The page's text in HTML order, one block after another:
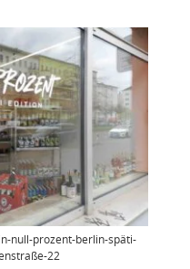
null-prozent-berlin-späti-
22